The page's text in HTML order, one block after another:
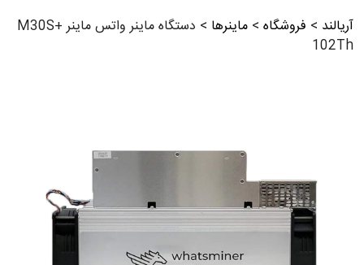
آریالند > فروشگاه >ماینرها >
دستگاه ماینر واتس ماینر M30S+
102Th